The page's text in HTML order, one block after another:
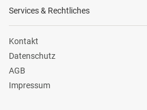
Services & Rechtliches
Kontakt
Datenschutz
AGB
Impressum